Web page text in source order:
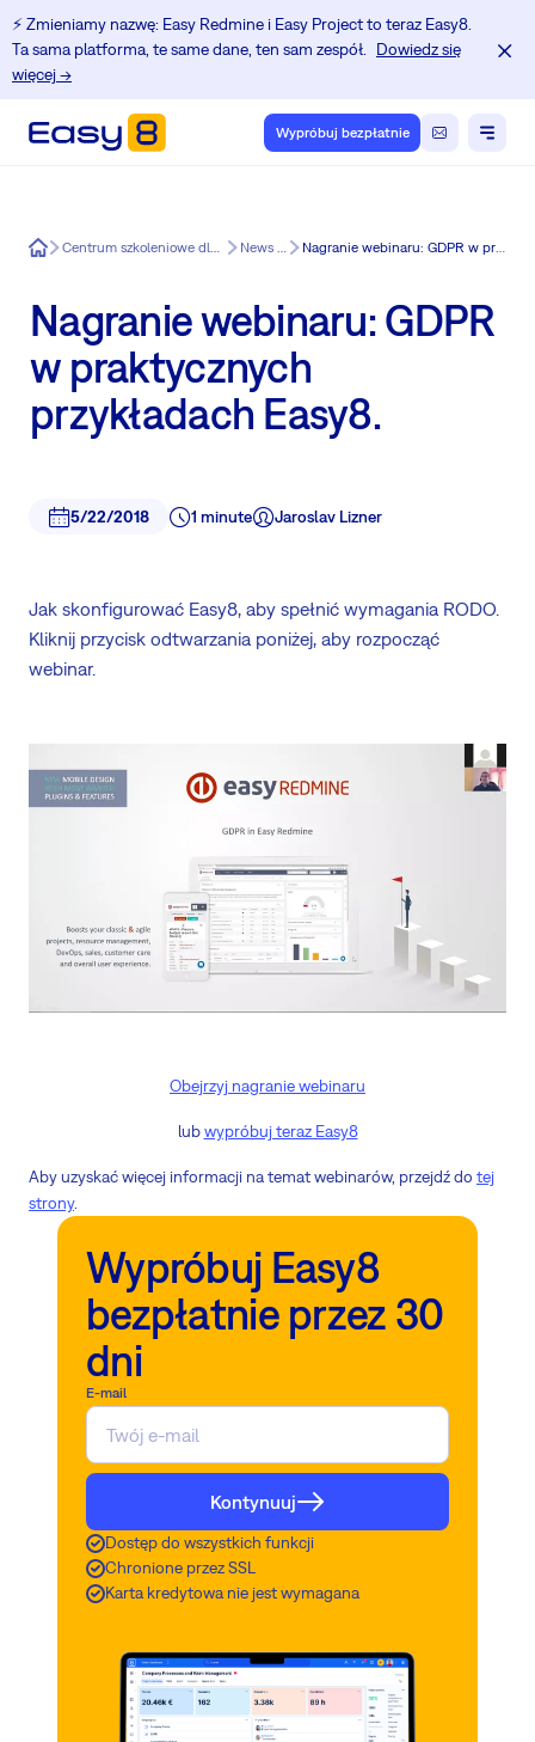
⚡️ Zmieniamy nazwę: Easy Redmine i Easy Project to teraz Easy8.
Ta sama platforma, te same dane, ten sam zespół.
Dowiedz się
więcej →
Wypróbuj bezpłatnie
Easy8 Centrum szkoleniowe dla użytkowników Redmine. News in Easy8 Nagranie webinaru: GDPR w praktycznych przykładach Easy8.
Nagranie webinaru: GDPR
w praktycznych
przykładach Easy8.
5/22/2018 1 minute Jaroslav Lizner
Jak skonfigurować Easy8, aby spełnić wymagania RODO.
Kliknij przycisk odtwarzania poniżej, aby rozpocząć
webinar.
Obejrzyj nagranie webinaru
lubwypróbuj teraz Easy8
Aby uzyskać więcej informacji na temat webinarów, przejdź do tej
strony.
Wypróbuj Easy8
bezpłatnie przez 30
dni
E-mail
Kontynuuj
Dostęp do wszystkich funkcji
Chronione przez SSL
Karta kredytowa nie jest wymagana